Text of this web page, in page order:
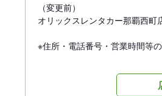
（変更前）
オリックスレンタカー那覇西町
※住所・電話番号・営業時間等